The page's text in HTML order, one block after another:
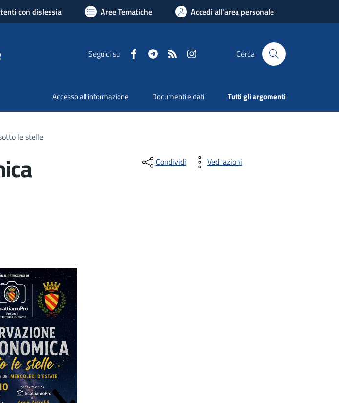
con dislessia Aree Tematiche Accedi all'area personale
Seguici su FacebookTelegramRSS Cerca
Accesso all'informazione Documenti e dati Tutti gli argomenti
le stelle
Condividi Vedi azioni